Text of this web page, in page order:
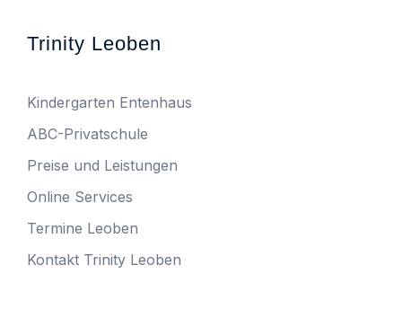
Trinity Leoben
Kindergarten Entenhaus
ABC-Privatschule
Preise und Leistungen
Online Services
Termine Leoben
Kontakt Trinity Leoben